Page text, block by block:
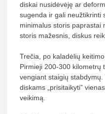
diskai nusidėvėję ar
sugenda ir gali neužtikrinti
minimalus storis paprastai
storis mažesnis, diskus
Trečia, po kaladėlių
Pirmieji 200-300 kilometrų
vengiant staigių
diskams „prisitaikyti”
veikimą.